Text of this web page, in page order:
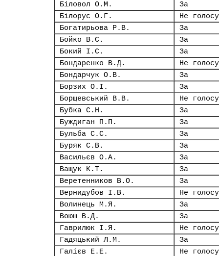
Біловол О.М.
За
Білорус О.Г.
Не
Богатирьова Р.В.
За
Бойко В.С.
За
Бокий І.С.
За
Бондаренко В.Д.
Не
Бондарчук О.В.
За
Борзих О.І.
За
Борщевський В.В.
Не
Бубка С.Н.
За
Буждиган П.П.
За
Бульба С.С.
За
Буряк С.В.
За
Васильєв О.А.
За
Ващук К.Т.
За
Веретенников В.О.
За
Вернидубов І.В.
Не
Волинець М.Я.
За
Воюш В.Д.
За
Гаврилюк І.Я.
Не
Гадяцький Л.М.
За
Галієв Е.Е.
Не